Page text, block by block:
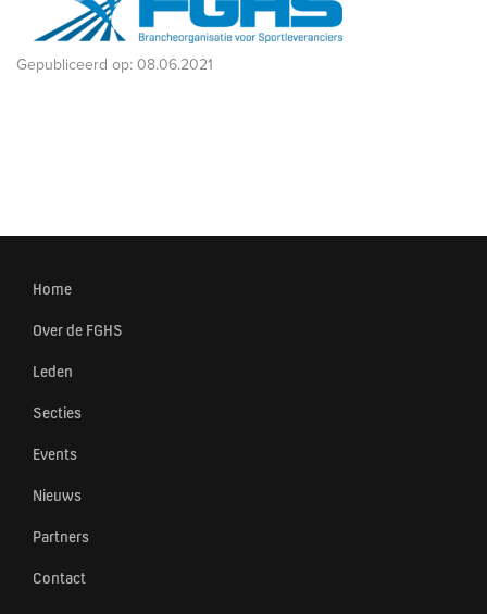
Gepubliceerd op: 08.06.2021
Home
Over de FGHS
Leden
Secties
Events
Nieuws
Partners
Contact